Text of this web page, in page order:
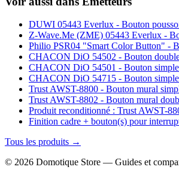
DUWI 05443 Everlux - Bouton
Z‑Wave.Me (ZME) 05443 Everlux -
Philio PSR04 "Smart Color Button" -
CHACON DiO 54502 - Bouton
CHACON DiO 54501 - Bouton simple
CHACON DiO 54715 - Bouton
Trust AWST-8800 - Bouton mural
Trust AWST-8802 - Bouton mural
Produit reconditionné : Trust AWST-
Finition cadre + bouton(s) pour
Tous les produits →
© 2026 Domotique Store — Guides et